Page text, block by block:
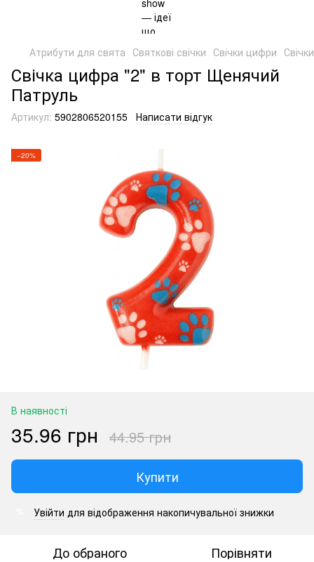
Атрибути для свята Святкові свічки Свічки цифри
Свічка цифра "2" в торт Щенячий
Патруль
Артикул: 5902806520155 Написати відгук
−20%
В наявності
35.96 грн 44.95 грн
Купити
Увійти для відображення накопичувальної знижки
До обраного Порівняти